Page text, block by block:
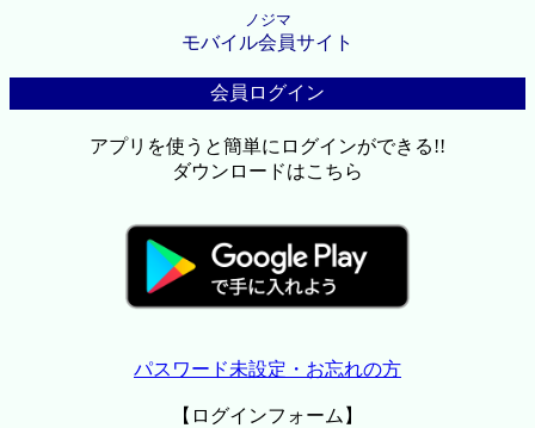
ノジマ
モバイル会員サイト
会員ログイン
アプリを使うと簡単にログインができる!!
ダウンロードはこちら
パスワード未設定・お忘れの方
【ログインフォーム】